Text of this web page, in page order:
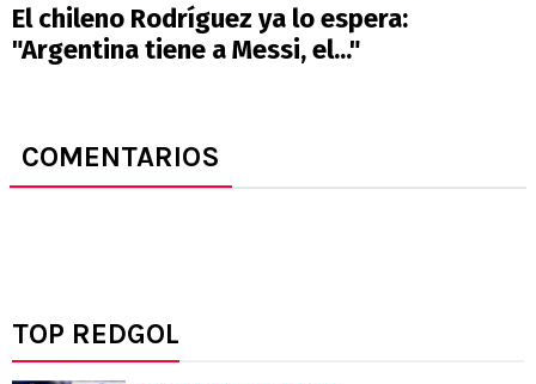
El chileno Rodríguez ya lo espera:
"Argentina tiene a Messi, el..."
COMENTARIOS
TOP REDGOL